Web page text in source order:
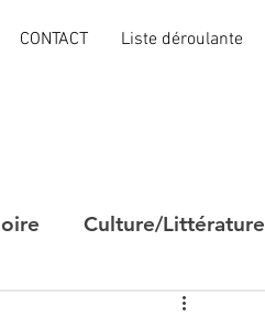
CONTACT Liste déroulante
Culture/Littérature